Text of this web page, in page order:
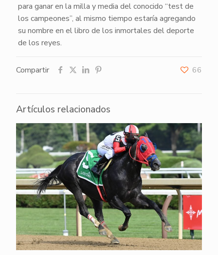
para ganar en la milla y media del conocido “test de
los campeones”, al mismo tiempo estaría agregando
su nombre en el libro de los inmortales del deporte
de los reyes.
Compartir 66
Artículos relacionados